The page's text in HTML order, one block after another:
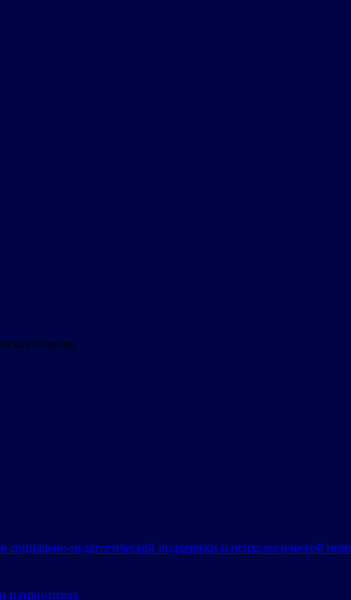
помощь
педагогической поддержки и психологической
патриотизма